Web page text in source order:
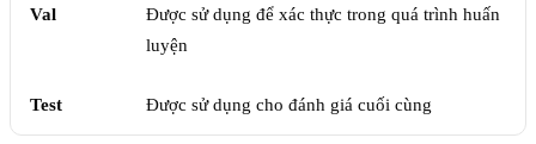
Val
Được sử dụng để xác thực trong quá trình huấn
luyện
Test Được sử dụng cho đánh giá cuối cùng